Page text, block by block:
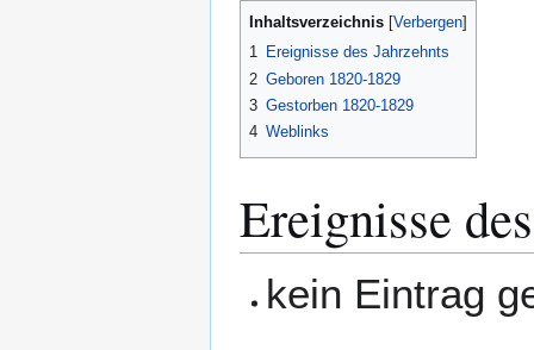
Inhaltsverzeichnis
1 Ereignisse des Jahrzehnts
2 Geboren 1820-1829
3 Gestorben 1820-1829
4 Weblinks
Ereignisse
kein Eintrag